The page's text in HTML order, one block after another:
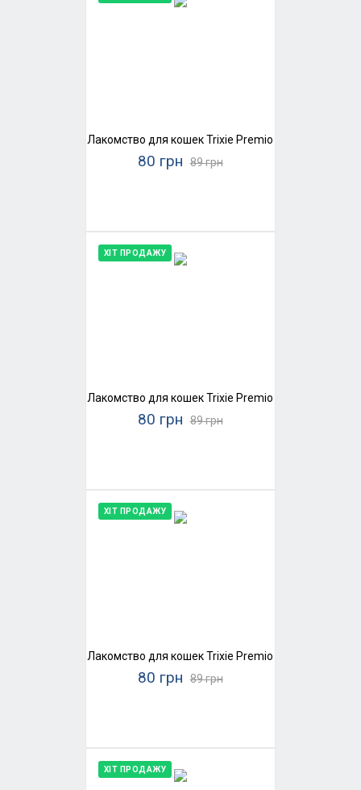
Лакомство для кошек Trixie Premio Stick Quintett
80 грн 89 грн
ХІТ ПРОДАЖУ
Лакомство для кошек Trixie Premio Stick Quintett
80 грн 89 грн
ХІТ ПРОДАЖУ
Лакомство для кошек Trixie Premio Stick Quintett
80 грн 89 грн
ХІТ ПРОДАЖУ